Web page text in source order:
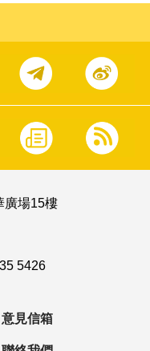
廣場15樓
5426
意見信箱